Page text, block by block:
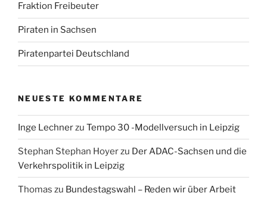
Fraktion Freibeuter
Piraten in Sachsen
Piratenpartei Deutschland
NEUESTE KOMMENTARE
Inge Lechnerzu Tempo 30 -Modellversuch in Leipzig
Stephan Stephan Hoyerzu Der ADAC-Sachsen und die
Verkehrspolitik in Leipzig
Thomas zu Bundestagswahl – Reden wir über Arbeit